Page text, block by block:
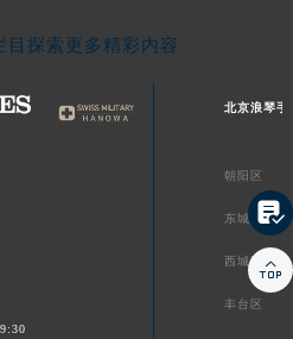
目探索更多精彩内容
北京浪琴手
朝阳区
东城区
西城区
丰台区

